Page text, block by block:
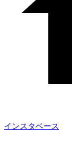
インスタベース